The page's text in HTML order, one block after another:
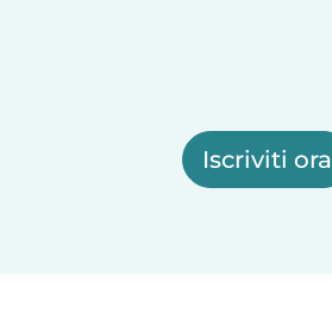
Iscriviti ora